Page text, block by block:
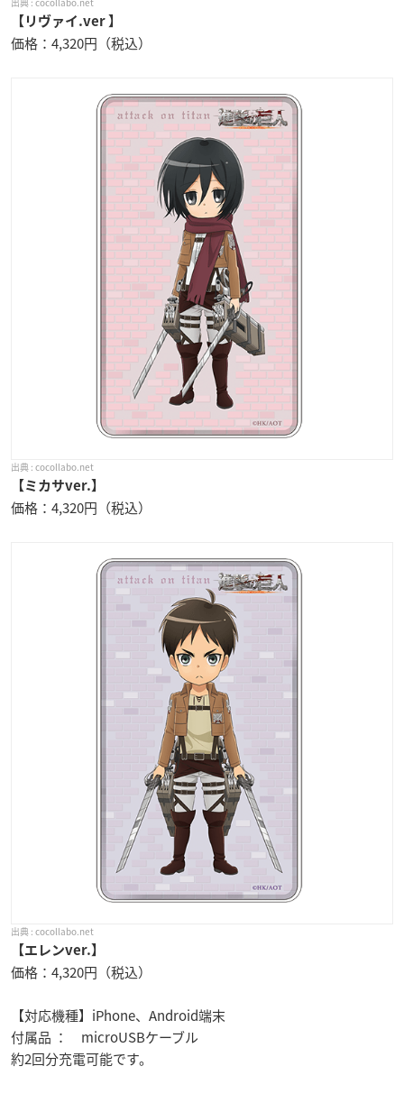
【リヴァイ.ver 】
価格：4,320円（税込）
cocollabo.net
【ミカサver.】
価格：4,320円（税込）
cocollabo.net
【エレンver.】
価格：4,320円（税込）
【対応機種】iPhone、Android端末
付属品 ： microUSBケーブル
約2回分充電可能です。